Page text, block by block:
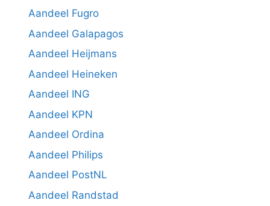
Aandeel Fugro
Aandeel Galapagos
Aandeel Heijmans
Aandeel Heineken
Aandeel ING
Aandeel KPN
Aandeel Ordina
Aandeel Philips
Aandeel PostNL
Aandeel Randstad